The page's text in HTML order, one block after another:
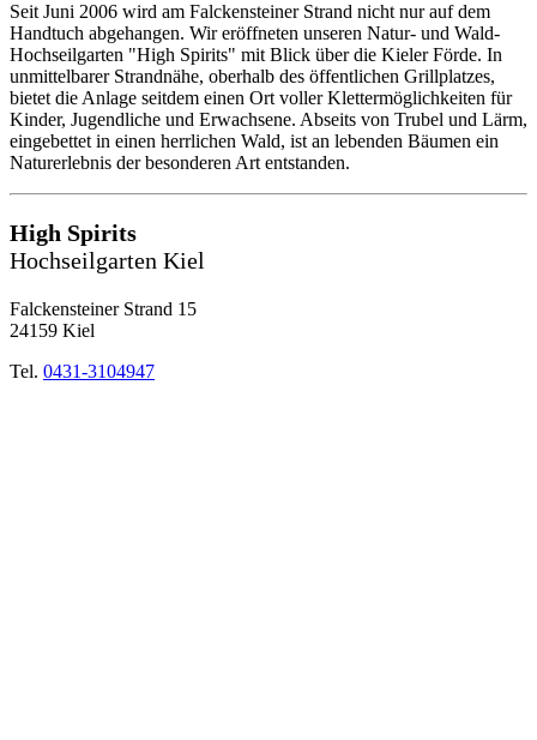
Seit Juni 2006 wird am Falckensteiner Strand nicht nur auf dem
Handtuch abgehangen. Wir eröffneten unseren Natur- und Wald-
Hochseilgarten "High Spirits" mit Blick über die Kieler Förde. In
unmittelbarer Strandnähe, oberhalb des öffentlichen Grillplatzes,
bietet die Anlage seitdem einen Ort voller Klettermöglichkeiten für
Kinder, Jugendliche und Erwachsene. Abseits von Trubel und Lärm,
eingebettet in einen herrlichen Wald, ist an lebenden Bäumen ein
Naturerlebnis der besonderen Art entstanden.
High Spirits
Hochseilgarten Kiel
Falckensteiner Strand 15
24159 Kiel
Tel. 0431-3104947